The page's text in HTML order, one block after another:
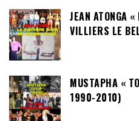
JEAN ATONGA
VILLIERS LE
MUSTAPHA «
1990-2010)